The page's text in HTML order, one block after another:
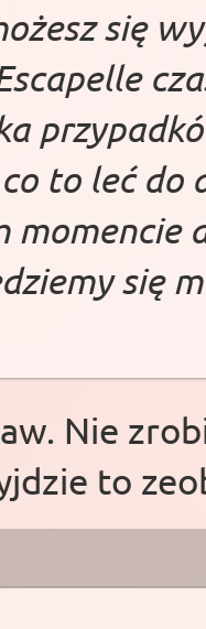
się
to leć do
momencie
się
Nie
to